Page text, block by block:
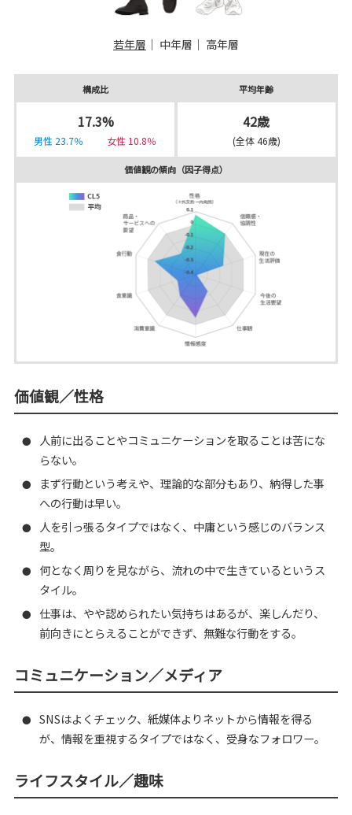
若年層 ｜ 中年層 ｜ 高年層
構成比
17.3%
男性 23.7％ 女性 10.8％
平均年齢
42歳
(全体 46歳)
価値観の傾向（因子得点）
価値観／性格
●
人前に出ることやコミュニケーションを取ることは苦にな
らない。
●
まず行動という考えや、理論的な部分もあり、納得した事
への行動は早い。
●
人を引っ張るタイプではなく、中庸という感じのバランス
型。
●
何となく周りを見ながら、流れの中で生きているというス
タイル。
●
仕事は、やや認められたい気持ちはあるが、楽しんだり、
前向きにとらえることができず、無難な行動をする。
コミュニケーション／メディア
●
SNSはよくチェック、紙媒体よりネットから情報を得る
が、情報を重視するタイプではなく、受身なフォロワー。
ライフスタイル／趣味